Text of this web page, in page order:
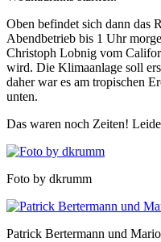
Oben befindet sich dann das
Abendbetrieb bis 1 Uhr
Christoph Lobnig vom
wird. Die Klimaanlage soll
daher war es am tropischen
unten.
Das waren noch Zeiten!
Foto by dkrumm
Patrick Bertermann und